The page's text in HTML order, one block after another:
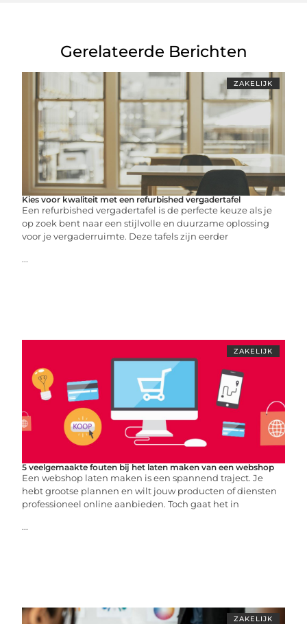
Gerelateerde Berichten
ZAKELIJK
Kies voor kwaliteit met een refurbished vergadertafel
Een refurbished vergadertafel is de perfecte keuze als je
op zoek bent naar een stijlvolle en duurzame oplossing
voor je vergaderruimte. Deze tafels zijn eerder
...
ZAKELIJK
5 veelgemaakte fouten bij het laten maken van een webshop
Een webshop laten maken is een spannend traject. Je
hebt grootse plannen en wilt jouw producten of diensten
professioneel online aanbieden. Toch gaat het in
...
ZAKELIJK